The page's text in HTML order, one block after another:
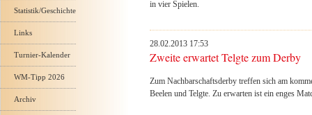
in vier Spielen.
28.02.2013 17:53
Zweite erwartet Telgte zum Derby
Zum Nachbarschaftsderby treffen sich am
Beelen und Telgte. Zu erwarten ist ein enges
Statistik/Geschichte
Links
Turnier-Kalender
WM-Tipp 2026
Archiv